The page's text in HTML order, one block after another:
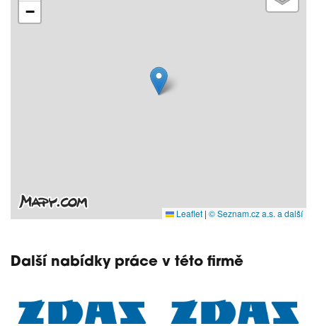
−
Leaflet | © Seznam.cz a.s. a další
Další nabídky práce v této firmě